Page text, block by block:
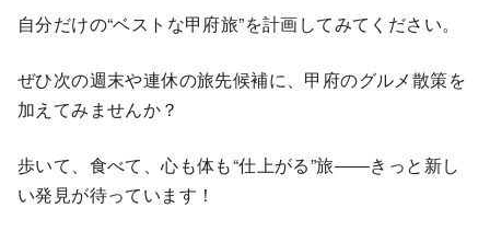
自分だけの“ベストな甲府旅”を計画してみてください。
ぜひ次の週末や連休の旅先候補に、甲府のグルメ散策を
加えてみませんか？
歩いて、食べて、心も体も“仕上がる”旅――きっと新し
い発見が待っています！